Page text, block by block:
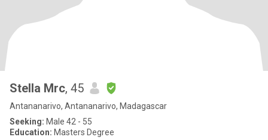
Stella Mrc, 45
Antananarivo, Antananarivo, Madagascar
Seeking: Male 42 - 55
Education: Masters Degree